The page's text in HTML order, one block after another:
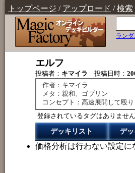
トップページ / アップロード /検索
ラン
エルフ
投稿者： キマイラ 投稿日時：
作者：キマイラ
メタ：親和、ゴブリン
コンセプト：高速展開して殴り
登録されているタグはありません
デッキリスト デ
価格分析は行わない設定に